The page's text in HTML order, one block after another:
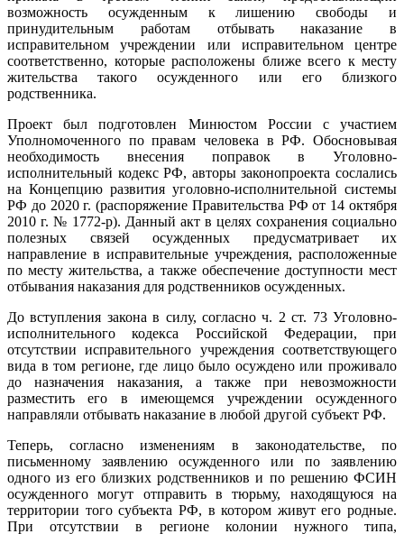
возможность осужденным к лишению свободы и
принудительным работам отбывать наказание в
исправительном учреждении или исправительном центре
соответственно, которые расположены ближе всего к месту
жительства такого осужденного или его близкого
родственника.
Проект был подготовлен Минюстом России с участием
Уполномоченного по правам человека в РФ. Обосновывая
необходимость внесения поправок в Уголовно-
исполнительный кодекс РФ, авторы законопроекта сослались
на Концепцию развития уголовно-исполнительной системы
РФ до 2020 г. (распоряжение Правительства РФ от 14 октября
2010 г. № 1772-р). Данный акт в целях сохранения социально
полезных связей осужденных предусматривает их
направление в исправительные учреждения, расположенные
по месту жительства, а также обеспечение доступности мест
отбывания наказания для родственников осужденных.
До вступления закона в силу, согласно ч. 2 ст. 73 Уголовно-
исполнительного кодекса Российской Федерации, при
отсутствии исправительного учреждения соответствующего
вида в том регионе, где лицо было осуждено или проживало
до назначения наказания, а также при невозможности
разместить его в имеющемся учреждении осужденного
направляли отбывать наказание в любой другой субъект РФ.
Теперь, согласно изменениям в законодательстве, по
письменному заявлению осужденного или по заявлению
одного из его близких родственников и по решению ФСИН
осужденного могут отправить в тюрьму, находящуюся на
территории того субъекта РФ, в котором живут его родные.
При отсутствии в регионе колонии нужного типа,